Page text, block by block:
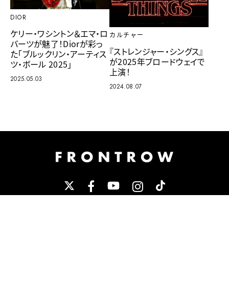
DIOR
ケリー・ワシントン＆エマ・ロ
バーツが魅了！Diorが彩っ
た「ブルックリン・アーティス
ツ・ボール 2025」
2025.05.03
カルチャー
『ストレンジャー・シングス』
が2025年ブロードウェイで
上演！
2024.08.07